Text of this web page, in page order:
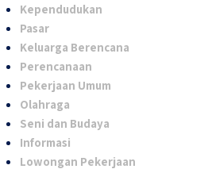
Kependudukan
Pasar
Keluarga Berencana
Perencanaan
Pekerjaan Umum
Olahraga
Seni dan Budaya
Informasi
Lowongan Pekerjaan